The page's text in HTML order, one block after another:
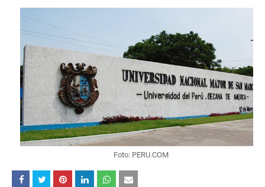
Foto: PERU.COM